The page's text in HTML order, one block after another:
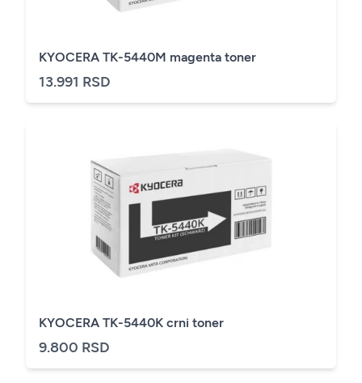
KYOCERA TK-5440M magenta toner
13.991 RSD
KYOCERA TK-5440K crni toner
9.800 RSD